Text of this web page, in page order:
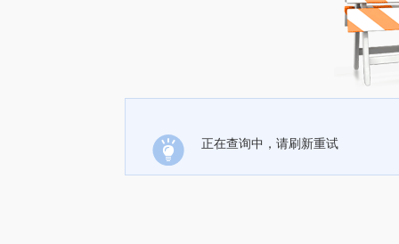
正在查询中，请刷新重试